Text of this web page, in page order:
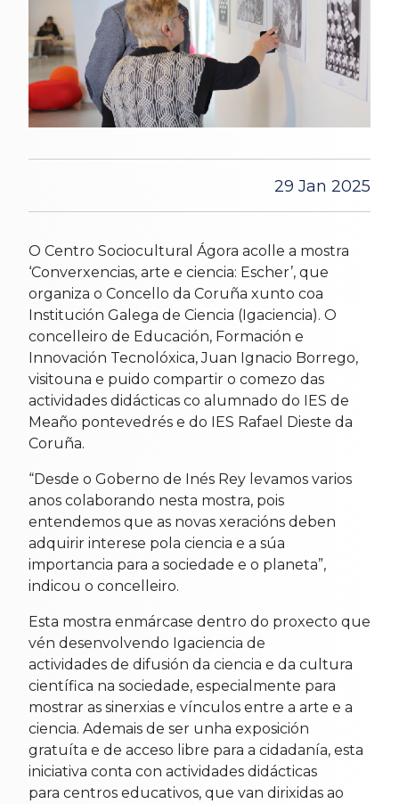
29 Jan 2025
O Centro Sociocultural Ágora acolle a mostra
‘Converxencias, arte e ciencia: Escher’, que
organiza o Concello da Coruña xunto coa
Institución Galega de Ciencia (Igaciencia). O
concelleiro de Educación, Formación e
Innovación Tecnolóxica, Juan Ignacio Borrego,
visitouna e puido compartir o comezo das
actividades didácticas co alumnado do IES de
Meaño pontevedrés e do IES Rafael Dieste da
Coruña.
“Desde o Goberno de Inés Rey levamos varios
anos colaborando nesta mostra, pois
entendemos que as novas xeracións deben
adquirir interese pola ciencia e a súa
importancia para a sociedade e o planeta”,
indicou o concelleiro.
Esta mostra enmárcase dentro do proxecto que
vén desenvolvendo Igaciencia de
actividades de difusión da ciencia e da cultura
científica na sociedade, especialmente para
mostrar as sinerxias e vínculos entre a arte e a
ciencia. Ademais de ser unha exposición
gratuíta e de acceso libre para a cidadanía, esta
iniciativa conta con actividades didácticas
para centros educativos, que van dirixidas ao